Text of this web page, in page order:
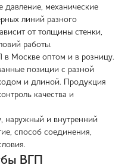
механические
линий разного
от толщины стенки,
работы.
в Москве оптом и в розницу.
позиции с разной
и длиной. Продукция
качества и
наружный и внутренний
способ соединения,
ВГП